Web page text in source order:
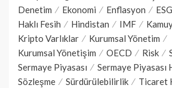
Denetim
Ekonomi Enflasyon ESG
Haklı Fesih
Hindistan IMF
Kripto Varlıklar
Kurumsal Yönetim
Kurumsal Yönetişim
OECD Risk
Sermaye Piyasası
Sermaye Piyasası
Sözleşme
Sürdürülebilirlik
Ticaret